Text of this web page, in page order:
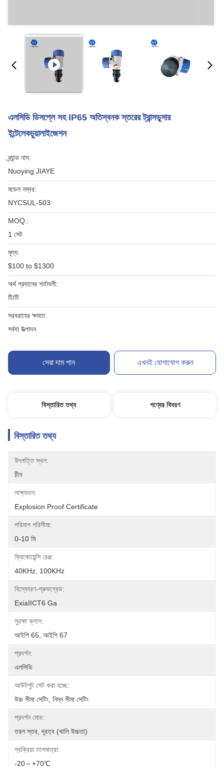
এলসিডি ডিসপ্লে সহ IP65 অতিস্বনক স্তরের ট্রান্সডুসার
ইন্টেলেকচুয়ালাইজেশন
ব্র্যান্ড নাম:
Nuoying JIAYE
মডেল নম্বর:
NYCSUL-503
MOQ.:
1 সেট
মূল্য:
$100 to $1300
অর্থ প্রদানের শর্তাবলী:
টি/টি
সরবরাহের ক্ষমতা:
সর্বদা উত্পাদন
সেরা দাম পান এখনই যোগাযোগ করুন
বিস্তারিত তথ্য পণ্যের বিবরণ
বিস্তারিত তথ্য
উৎপত্তি স্থল:
চীন
সাক্ষ্যদান:
Explosion Proof Certificate
পরিমাপ পরিসীমা:
0-10 মি
ফ্রিকোয়েন্সি রেঞ্জ:
40KHz, 100KHz
বিস্ফোরণ-প্রুফগ্রেড:
ExiaⅡCT6 Ga
সুরক্ষা ক্লাস:
আইপি 65, আইপি 67
প্রদর্শন:
এলসিডি
আউটপুট সেট করা হচ্ছে:
উচ্চ সীমা সেটিং, নিম্ন সীমা সেটিং
প্রদর্শন মোড:
তরল স্তর, দূরত্ব (খালি উচ্চতা)
প্রক্রিয়া তাপমাত্রা:
-20～+70℃